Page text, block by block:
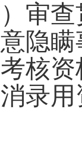
）审
隐
核
录